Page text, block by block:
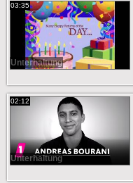
03:35
Unterhaltung
02:12
Unterhaltung